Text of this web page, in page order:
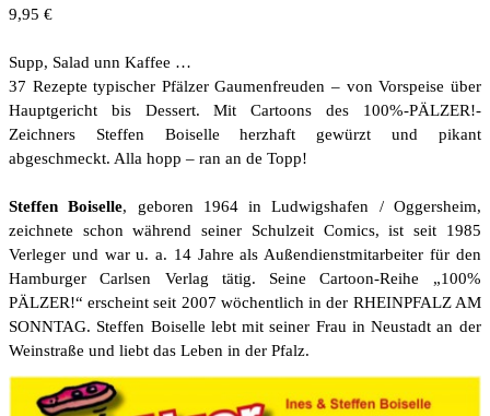
9,95 €
Supp, Salad unn Kaffee …
37 Rezepte typischer Pfälzer Gaumenfreuden – von Vorspeise über
Hauptgericht bis Dessert. Mit Cartoons des 100%-PÄLZER!-
Zeichners Steffen Boiselle herzhaft gewürzt und pikant
abgeschmeckt. Alla hopp – ran an de Topp!
Steffen Boiselle, geboren 1964 in Ludwigshafen / Oggersheim,
zeichnete schon während seiner Schulzeit Comics, ist seit 1985
Verleger und war u. a. 14 Jahre als Außendienstmitarbeiter für den
Hamburger Carlsen Verlag tätig. Seine Cartoon-Reihe „100%
PÄLZER!“ erscheint seit 2007 wöchentlich in der RHEINPFALZ AM
SONNTAG. Steffen Boiselle lebt mit seiner Frau in Neustadt an der
Weinstraße und liebt das Leben in der Pfalz.